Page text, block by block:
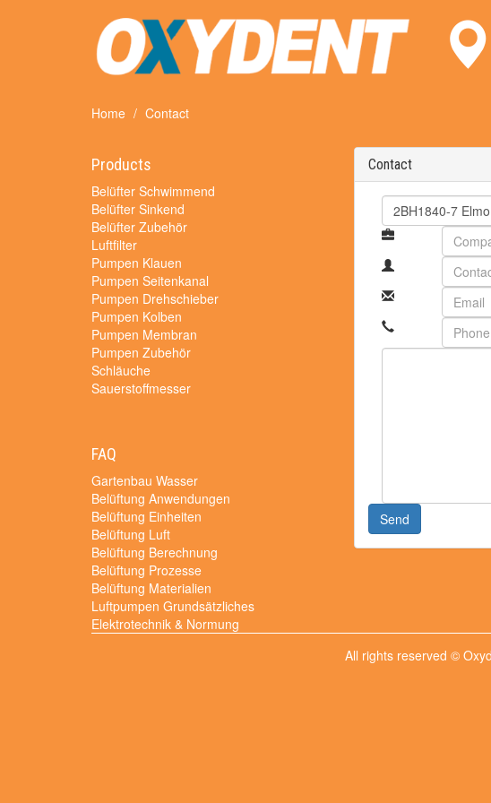
Home Contact
Contact
Send
Products
Belüfter Schwimmend
Belüfter Sinkend
Belüfter Zubehör
Luftfilter
Pumpen Klauen
Pumpen Seitenkanal
Pumpen Drehschieber
Pumpen Kolben
Pumpen Membran
Pumpen Zubehör
Schläuche
Sauerstoffmesser
FAQ
Gartenbau Wasser
Belüftung Anwendungen
Belüftung Einheiten
Belüftung Luft
Belüftung Berechnung
Belüftung Prozesse
Belüftung Materialien
Luftpumpen Grundsätzliches
Elektrotechnik & Normung
All rights reserved ©